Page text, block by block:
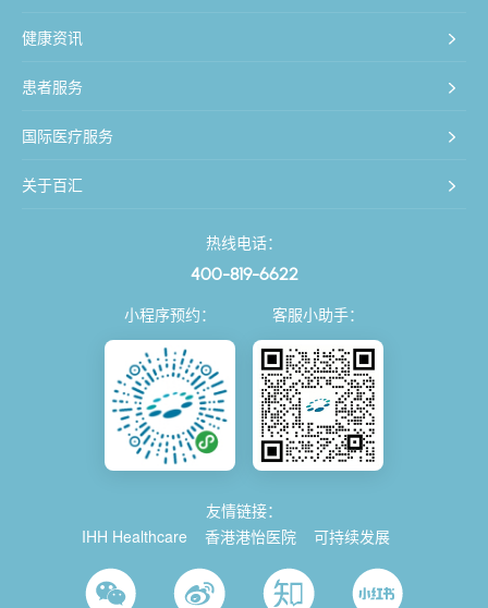
健康资讯
患者服务
国际医疗服务
关于百汇
热线电话：
400-819-6622
小程序预约： 客服小助手：
友情链接：
IHH Healthcare
香港港怡医院 可持续发展